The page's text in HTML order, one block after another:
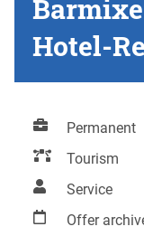
Hotel-
Permanent
Tourism
Service
Offer